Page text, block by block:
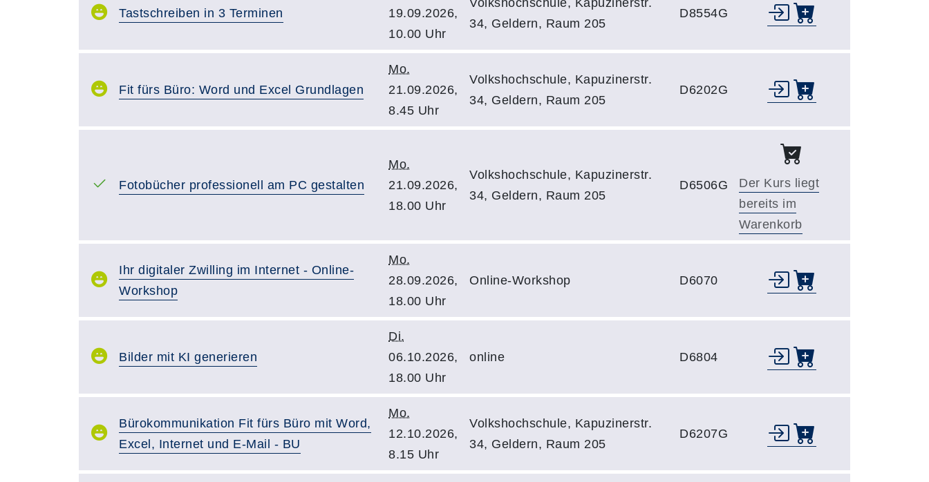
Tastschreiben in 3 Terminen
19.09.2026,
10.00 Uhr
Volkshochschule, Kapuzinerstr.
34, Geldern, Raum 205
D8554G
Fit fürs Büro: Word und Excel Grundlagen
Mo.
21.09.2026,
8.45 Uhr
Volkshochschule, Kapuzinerstr.
34, Geldern, Raum 205
D6202G
Fotobücher professionell am PC gestalten
Mo.
21.09.2026,
18.00 Uhr
Volkshochschule, Kapuzinerstr.
34, Geldern, Raum 205
D6506G
Der Kurs liegt
bereits im
Warenkorb
Ihr digitaler Zwilling im Internet - Online-
Workshop
Mo.
28.09.2026,
18.00 Uhr
Online-Workshop D6070
Bilder mit KI generieren
Di.
06.10.2026,
18.00 Uhr
online D6804
Bürokommunikation Fit fürs Büro mit Word,
Excel, Internet und E-Mail - BU
Mo.
12.10.2026,
8.15 Uhr
Volkshochschule, Kapuzinerstr.
34, Geldern, Raum 205
D6207G